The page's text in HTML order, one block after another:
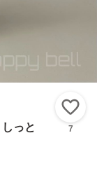
っと
7